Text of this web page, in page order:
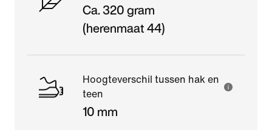
Ca. 320 gram
(herenmaat 44)
Hoogteverschil tussen hak en
teen
10 mm